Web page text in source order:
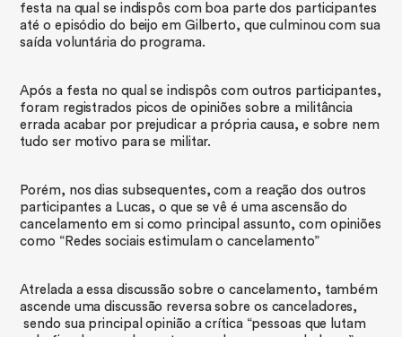
festa na qual se indispôs com boa parte dos participantes
até o episódio do beijo em Gilberto, que culminou com sua
saída voluntária do programa.
Após a festa no qual se indispôs com outros participantes,
foram registrados picos de opiniões sobre a militância
errada acabar por prejudicar a própria causa, e sobre nem
tudo ser motivo para se militar.
​Porém, nos dias subsequentes, com a reação dos outros
participantes a Lucas, o que se vê é uma ascensão do
cancelamento em si como principal assunto, com opiniões
como “Redes sociais estimulam o cancelamento”
Atrelada a essa discussão sobre o cancelamento, também
ascende uma discussão reversa sobre os canceladores,
sendo sua principal opinião a crítica “pessoas que lutam